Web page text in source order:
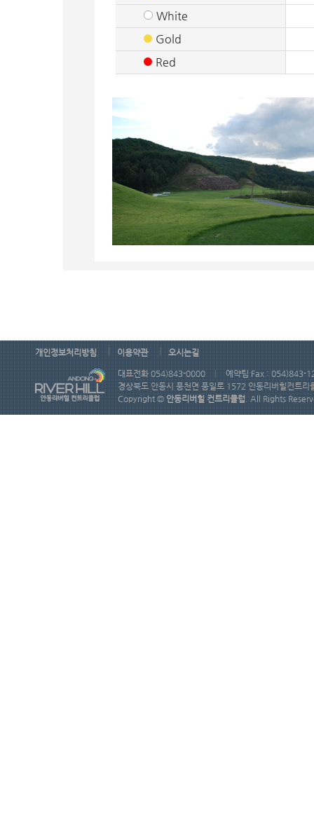
White
Gold
Red
개인정보처리방침 | 이용약관 오시는길
대표전화 054)843-0000 |
예약팀 Fax : 054)843-
경상북도 안동시 풍천면 풍일로 1572 안동리버힐컨트리
Copyright ©안동리버힐 컨트리클럽. All Rights